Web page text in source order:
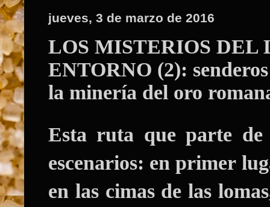
jueves, 3 de marzo de 2016
LOS MISTERIOS DEL
ENTORNO (2):
la minería del oro
Esta ruta que parte de
escenarios: en primer
en las cimas de las